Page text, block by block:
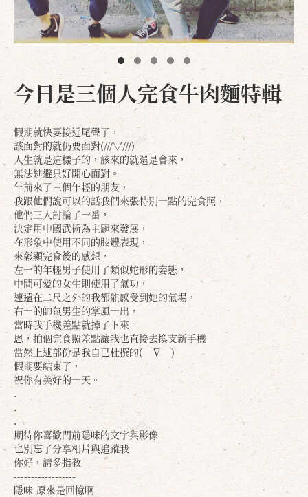
今日是三個人完食牛肉麵特輯
假期就快要接近尾聲了，
該面對的就仍要面對(///▽///)
人生就是這樣子的，該來的就還是會來，
無法逃避只好開心面對。
年前來了三個年輕的朋友，
我跟他們說可以的話我們來張特別一點的完食照，
他們三人討論了一番，
決定用中國武術為主題來發展，
在形象中使用不同的肢體表現，
來彰顯完食後的感想，
左一的年輕男子使用了類似蛇形的姿態，
中間可愛的女生則使用了氣功，
連遠在二尺之外的我都能感受到她的氣場，
右一的帥氣男生的掌風一出，
當時我手機差點就掉了下來。
恩，拍個完食照差點讓我也直接去換支新手機
當然上述部份是我自已杜撰的(￣∇￣)
假期要結束了，
祝你有美好的一天。
.
.
.
期待你喜歡門前隱味的文字與影像
也別忘了分享相片與追蹤我
你好，請多指教
------------------
隱味-原來是回憶啊